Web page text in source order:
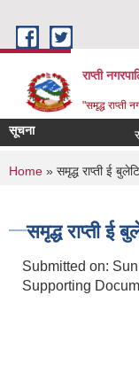
राप्ती
"समृद्ध राप्ती
सूचना
You are
Home » समृद्ध राप्ती ई
समृद्ध राप्ती ई
Submitted on:
Supporting